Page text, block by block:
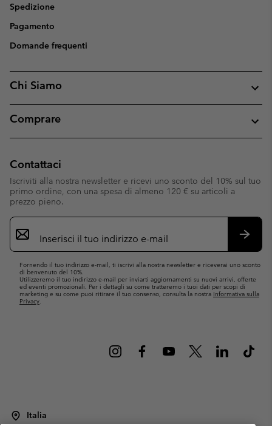
Spedizione
Pagamento
Domande frequenti
Chi Siamo
Comprare
Contattaci
Iscriviti alla nostra newsletter e ricevi uno sconto del 10% sul tuo
primo ordine, con una spesa di almeno 120 € su articoli a
prezzo pieno.
Iscrizione
e-
mail
Fornendo il tuo indirizzo e-mail, ti iscrivi alla nostra newsletter e riceverai uno sconto
di benvenuto del 10%.
Utilizzeremo il tuo indirizzo e-mail per inviarti aggiornamenti su nuovi arrivi, offerte
ed eventi promozionali. Per i dettagli su come tratteremo i tuoi dati per scopi di
marketing e su come puoi ritirare il tuo consenso, consulta la nostra Informativa sulla
Privacy.
Italia